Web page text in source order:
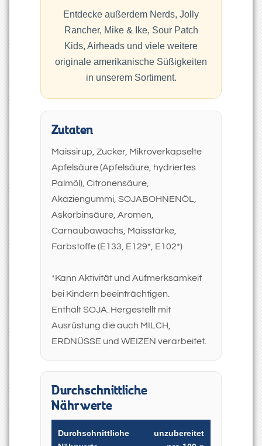
Entdecke außerdem Nerds, Jolly
Rancher, Mike & Ike, Sour Patch
Kids, Airheads und viele weitere
originale amerikanische Süßigkeiten
in unserem Sortiment.
Zutaten
Maissirup, Zucker, Mikroverkapselte
Apfelsäure (Apfelsäure, hydriertes
Palmöl), Citronensäure,
Akaziengummi, SOJABOHNENÖL,
Askorbinsäure, Aromen,
Carnaubawachs, Maisstärke,
Farbstoffe (E133, E129*, E102*)
*Kann Aktivität und Aufmerksamkeit
bei Kindern beeinträchtigen.
Enthält SOJA. Hergestellt mit
Ausrüstung die auch MILCH,
ERDNÜSSE und WEIZEN verarbeitet.
Durchschnittliche
Nährwerte
Durchschnittliche
unzubereitet